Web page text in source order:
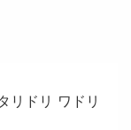
リドリ ワドリ